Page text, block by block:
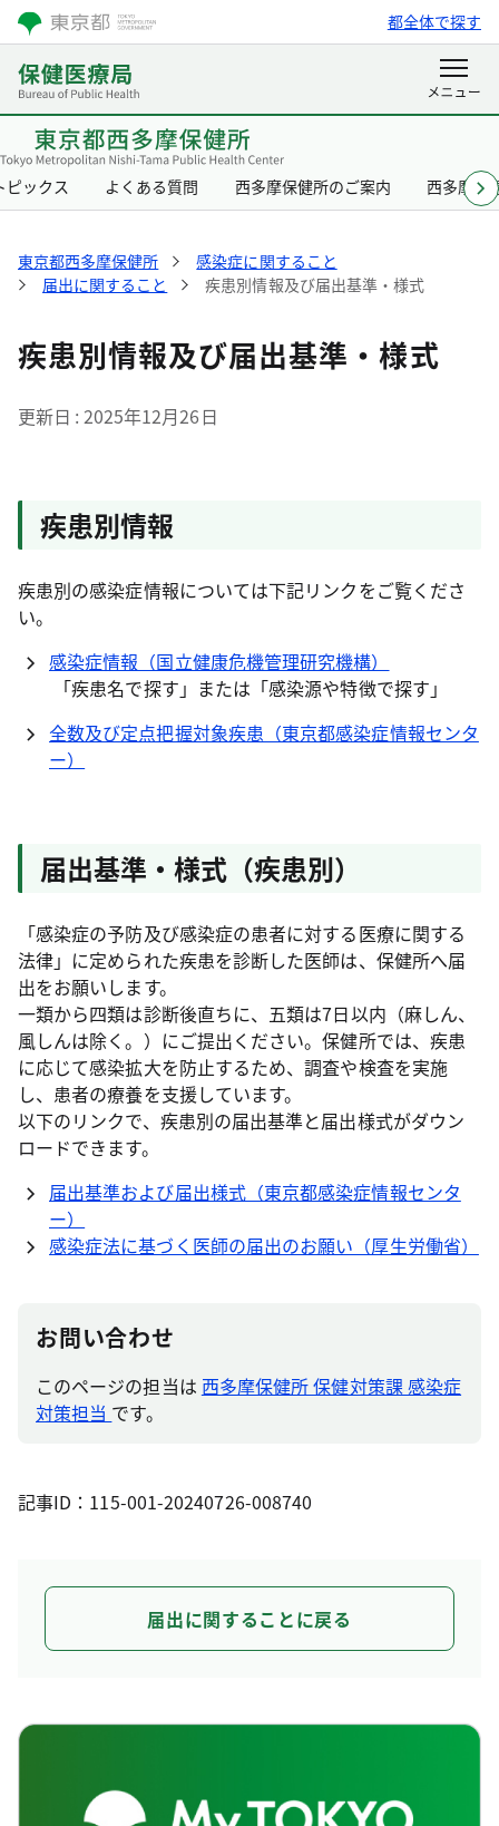
都全体で探す
ピックス よくある質問 西多摩保健所のご案内 西多摩保
東京都西多摩保健所
感染症に関すること
届出に関すること
疾患別情報及び届出基準・様式
疾患別情報及び届出基準・様式
更新日 2025年12月26日
疾患別情報
疾患別の感染症情報については下記リンクをご覧くださ
い。
感染症情報（国立健康危機管理研究機構）
「疾患名で探す」または「感染源や特徴で探す」
全数及び定点把握対象疾患（東京都感染症情報センタ
ー）
届出基準・様式（疾患別）
「感染症の予防及び感染症の患者に対する医療に関する
法律」に定められた疾患を診断した医師は、保健所へ届
出をお願いします。
一類から四類は診断後直ちに、五類は7日以内（麻しん、
風しんは除く。）にご提出ください。保健所では、疾患
に応じて感染拡大を防止するため、調査や検査を実施
し、患者の療養を支援しています。
以下のリンクで、疾患別の届出基準と届出様式がダウン
ロードできます。
届出基準および届出様式（東京都感染症情報センタ
ー）
感染症法に基づく医師の届出のお願い（厚生労働省）
お問い合わせ
このページの担当は 西多摩保健所 保健対策課 感染症
対策担当 です。
記事ID：115-001-20240726-008740
届出に関することに戻る